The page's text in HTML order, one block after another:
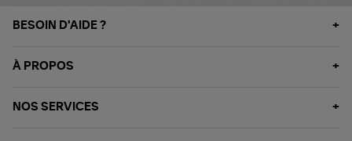
BESOIN D'AIDE ?
À PROPOS
NOS SERVICES